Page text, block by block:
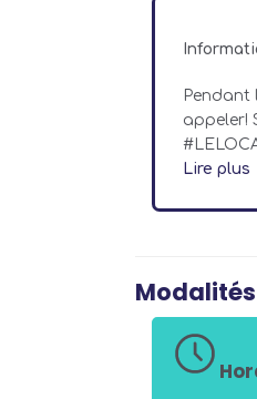
Pendant
appeler!
Lire plus